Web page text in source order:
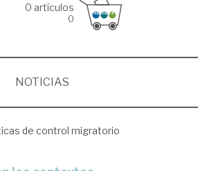
0 artículos
0
NOTICIAS
de control migratorio